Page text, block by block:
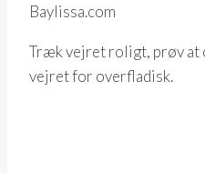
Baylissa.com
Træk vejret roligt, prøv at
vejret for